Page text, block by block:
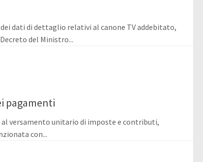
dati di dettaglio relativi al canone TV addebitato,
del Ministro...
pagamenti
versamento unitario di imposte e contributi,
con...